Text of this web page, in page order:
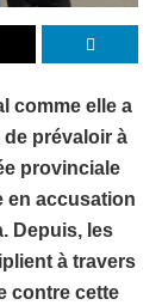
comme elle a
prévaloir à
provinciale
en accusation
Depuis, les
à travers
contre cette